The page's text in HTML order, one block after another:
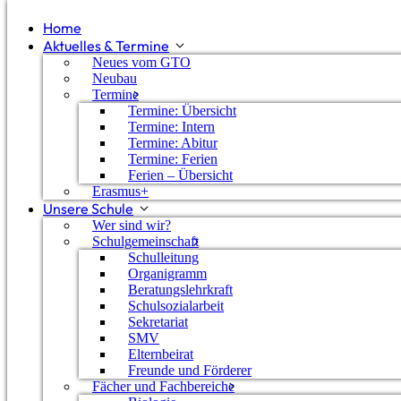
Home
Aktuelles & Termine
Neues vom GTO
Neubau
Termine
Termine: Übersicht
Termine: Intern
Termine: Abitur
Termine: Ferien
Ferien – Übersicht
Erasmus+
Unsere Schule
Wer sind wir?
Schulgemeinschaft
Schulleitung
Organigramm
Beratungslehrkraft
Schulsozialarbeit
Sekretariat
SMV
Elternbeirat
Freunde und Förderer
Fächer und Fachbereiche
Dies ist eine gekürzte Version der Presseerklärung
Offiziell beginnen die Osterferien am Donnerstag,
Die Busse des Nahverkehr Hohenlohekreis (NVH)
Freitag, 14.04.2023, nach Ferienfahrplan, d.h. alle
gekennzeichneten Fahrten entfallen. Die mit „F“ (=